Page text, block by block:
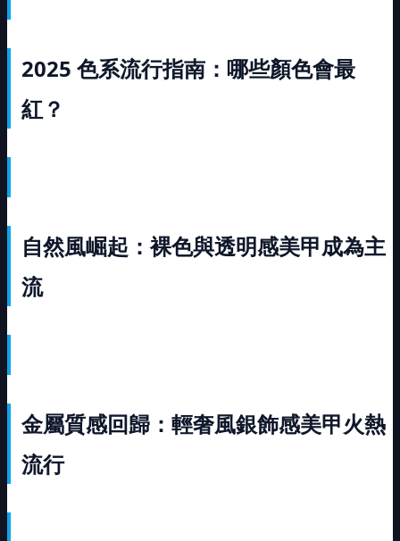
2025 色系流行指南：哪些顏色會最
紅？
自然風崛起：裸色與透明感美甲成為主
流
金屬質感回歸：輕奢風銀飾感美甲火熱
流行